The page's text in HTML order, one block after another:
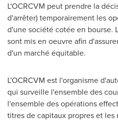
L'OCRCVM peut prendre la
d'arrêter) temporairement les
d'une société cotée en bourse.
sont mis en oeuvre afin
d'un marché équitable.
L'OCRCVM est l'organisme
qui surveille l'ensemble des
l'ensemble des opérations
titres de capitaux propres et les